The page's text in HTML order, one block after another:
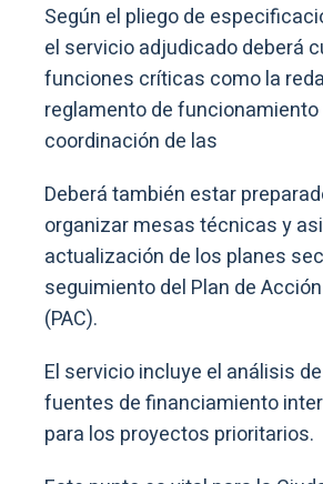
Según el pliego de
el servicio adjudicado deberá
funciones críticas como la
reglamento de
coordinación de las
Deberá también estar
organizar mesas técnicas y
actualización de los planes
seguimiento del Plan de
(PAC).
El servicio incluye el análisis
fuentes de financiamiento
para los proyectos prioritarios.